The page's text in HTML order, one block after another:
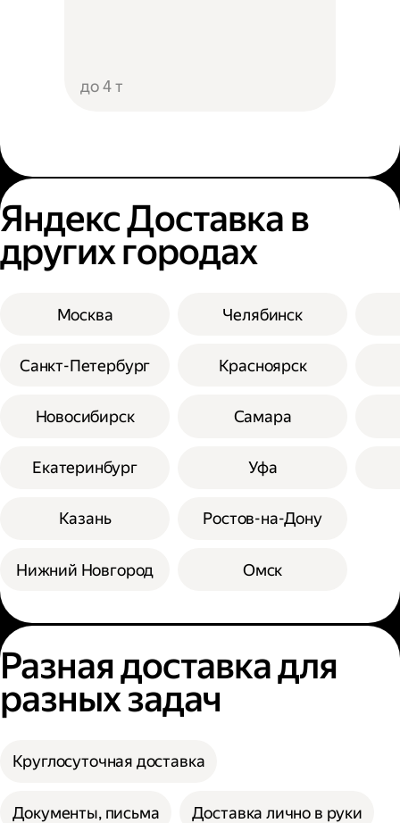
до 4 т
Яндекс Доставка в
других городах
Москва
Санкт-Петербург
Новосибирск
Екатеринбург
Казань
Нижний Новгород
Челябинск
Красноярск
Самара
Уфа
Ростов-на-Дону
Омск
Разная доставка для
разных задач
Круглосуточная доставка
Документы, письма Доставка лично в руки